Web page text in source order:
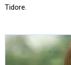
Tidore.